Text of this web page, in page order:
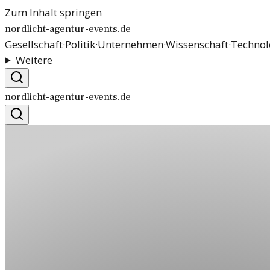
Zum Inhalt springen
nordlicht-agentur-events.de
Gesellschaft·Politik·Unternehmen·Wissenschaft·
Weitere
nordlicht-agentur-events.de